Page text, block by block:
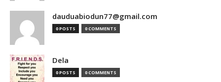
dauduabiodun77@gmail.com
0 POSTS 0 COMMENTS
Dela
0 POSTS 0 COMMENTS